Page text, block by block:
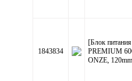
1843834
[Блок
PREMIUM
ONZE,